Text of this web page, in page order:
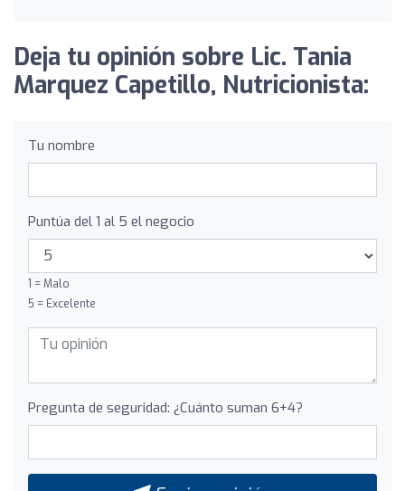
Deja tu opinión sobre Lic. Tania
Marquez Capetillo, Nutricionista:
Tu nombre
Puntúa del 1 al 5 el negocio
1 = Malo
5 = Excelente
Pregunta de seguridad: ¿Cuánto suman 6+4?